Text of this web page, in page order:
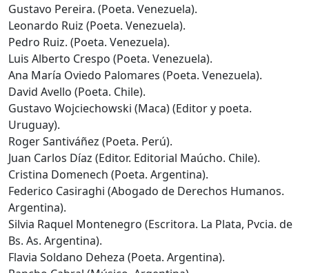
Gustavo Pereira. (Poeta. Venezuela).
Leonardo Ruiz (Poeta. Venezuela).
Pedro Ruiz. (Poeta. Venezuela).
Luis Alberto Crespo (Poeta. Venezuela).
Ana María Oviedo Palomares (Poeta. Venezuela).
David Avello (Poeta. Chile).
Gustavo Wojciechowski (Maca) (Editor y poeta.
Uruguay).
Roger Santiváñez (Poeta. Perú).
Juan Carlos Díaz (Editor. Editorial Maúcho. Chile).
Cristina Domenech (Poeta. Argentina).
Federico Casiraghi (Abogado de Derechos Humanos.
Argentina).
Silvia Raquel Montenegro (Escritora. La Plata, Pvcia. de
Bs. As. Argentina).
Flavia Soldano Deheza (Poeta. Argentina).